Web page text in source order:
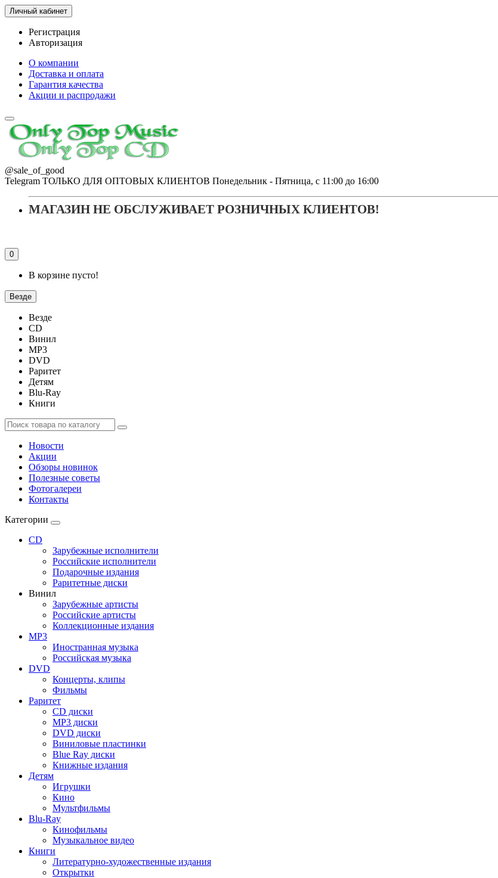
Личный кабинет
Регистрация
Авторизация
О компании
Доставка и оплата
Гарантия качества
Акции и распродажи
@sale_of_good
Telegram ТОЛЬКО ДЛЯ ОПТОВЫХ КЛИЕНТОВ Понедельник - Пятница, с 11:00 до 16:00
МАГАЗИН НЕ ОБСЛУЖИВАЕТ РОЗНИЧНЫХ КЛИЕНТОВ!
0
В корзине пусто!
Везде
Везде
CD
Винил
MP3
DVD
Раритет
Детям
Blu-Ray
Книги
Новости
Акции
Обзоры новинок
Полезные советы
Фотогалереи
Контакты
Категории
CD
Зарубежные исполнители
Российские исполнители
Подарочные издания
Раритетные диски
Винил
Зарубежные артисты
Российские артисты
Коллекционные издания
MP3
Иностранная музыка
Российская музыка
DVD
Концерты, клипы
Фильмы
Раритет
CD диски
MP3 диски
DVD диски
Виниловые пластинки
Blue Ray диски
Книжные издания
Детям
Игрушки
Кино
Мультфильмы
Blu-Ray
Кинофильмы
Музыкальное видео
Книги
Литературно-художественные издания
Открытки